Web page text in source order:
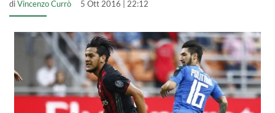
diVincenzo Currò 5 Ott 2016 | 22:12